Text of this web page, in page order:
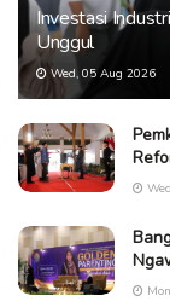
Investasi
Unggul
Wed, 05 Aug 2026